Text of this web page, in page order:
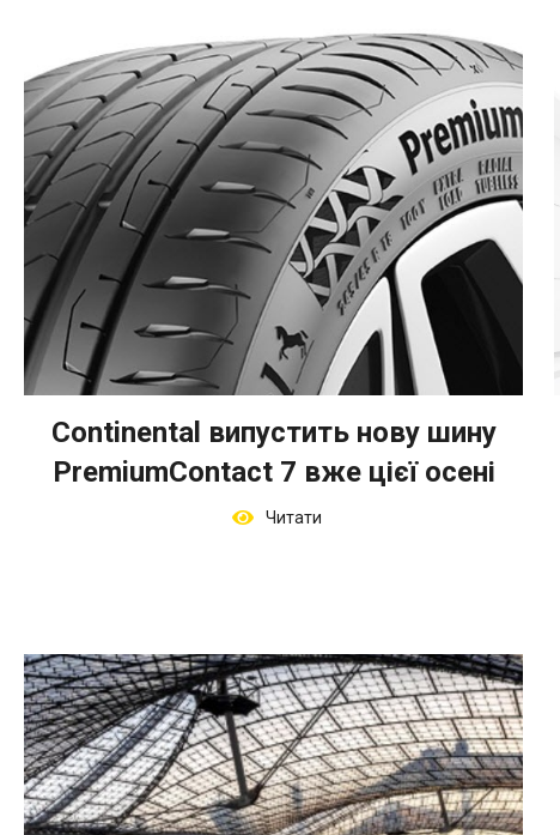
Continental випустить нову шину
PremiumContact 7 вже цієї осені
Читати